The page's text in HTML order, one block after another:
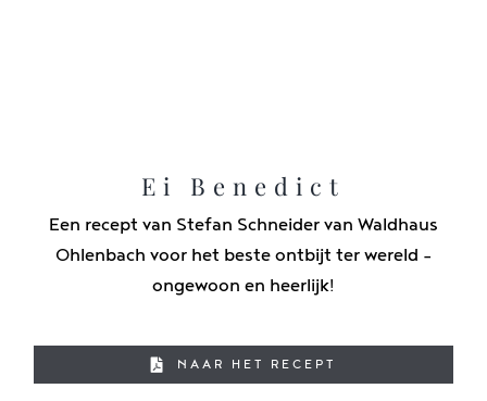
Ei Benedict
Een recept van Stefan Schneider van Waldhaus
Ohlenbach voor het beste ontbijt ter wereld -
ongewoon en heerlijk!
NAAR HET RECEPT